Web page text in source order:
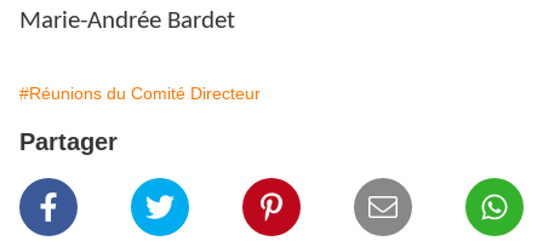
Marie-Andrée Bardet
#Réunions du Comité Directeur
Partager